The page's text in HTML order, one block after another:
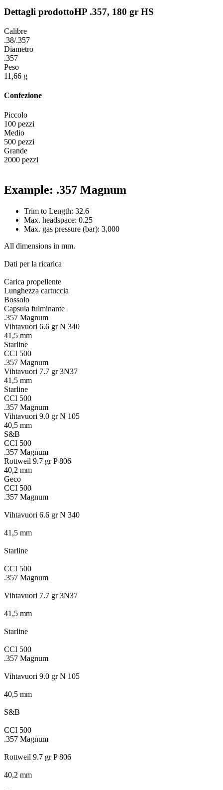
Dettagli prodottoHP .357, 180 gr HS
Calibre
.38/.357
Diametro
.357
Peso
11,66 g
Confezione
Piccolo
100 pezzi
Medio
500 pezzi
Grande
2000 pezzi
Example: .357 Magnum
Trim to Length: 32.6
Max. headspace: 0.25
Max. gas pressure (bar): 3,000
All dimensions in mm.
Dati per la ricarica
Carica propellente
Lunghezza cartuccia
Bossolo
Capsula fulminante
.357 Magnum
Vihtavuori 6.6 gr N 340
41,5 mm
Starline
CCI 500
.357 Magnum
Vihtavuori 7.7 gr 3N37
41,5 mm
Starline
CCI 500
.357 Magnum
Vihtavuori 9.0 gr N 105
40,5 mm
S&B
CCI 500
.357 Magnum
Rottweil 9.7 gr P 806
40,2 mm
Geco
CCI 500
.357 Magnum
Vihtavuori 6.6 gr N 340
41,5 mm
Starline
CCI 500
.357 Magnum
Vihtavuori 7.7 gr 3N37
41,5 mm
Starline
CCI 500
.357 Magnum
Vihtavuori 9.0 gr N 105
40,5 mm
S&B
CCI 500
.357 Magnum
Rottweil 9.7 gr P 806
40,2 mm